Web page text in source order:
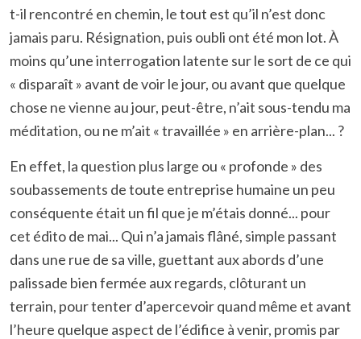
t-il rencontré en chemin, le tout est qu’il n’est donc
jamais paru. Résignation, puis oubli ont été mon lot. À
moins qu’une interrogation latente sur le sort de ce qui
« disparaît » avant de voir le jour, ou avant que quelque
chose ne vienne au jour, peut-être, n’ait sous-tendu ma
méditation, ou ne m’ait « travaillée » en arrière-plan... ?
En effet, la question plus large ou « profonde » des
soubassements de toute entreprise humaine un peu
conséquente était un fil que je m’étais donné... pour
cet édito de mai... Qui n’a jamais flâné, simple passant
dans une rue de sa ville, guettant aux abords d’une
palissade bien fermée aux regards, clôturant un
terrain, pour tenter d’apercevoir quand même et avant
l’heure quelque aspect de l’édifice à venir, promis par